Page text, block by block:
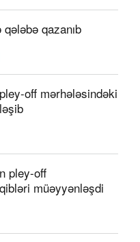
qazanıb
off mərhələsindəki
pley-off
müəyyənləşdi